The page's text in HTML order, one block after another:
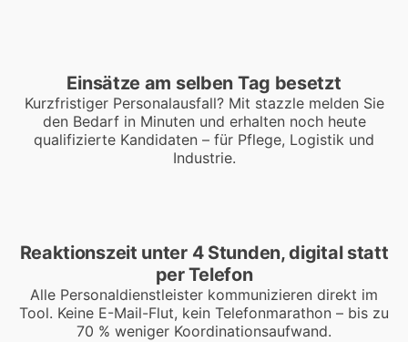
Einsätze am selben Tag besetzt
Kurzfristiger Personalausfall? Mit stazzle melden Sie
den Bedarf in Minuten und erhalten noch heute
qualifizierte Kandidaten – für Pflege, Logistik und
Industrie.
Reaktionszeit unter 4 Stunden, digital statt
per Telefon
Alle Personaldienstleister kommunizieren direkt im
Tool. Keine E-Mail-Flut, kein Telefonmarathon – bis zu
70 % weniger Koordinationsaufwand.